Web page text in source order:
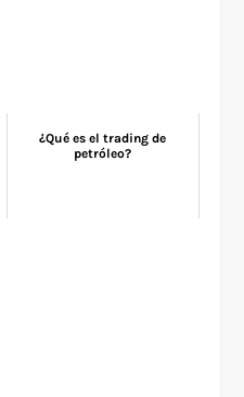
¿Qué es el trading de
petróleo?